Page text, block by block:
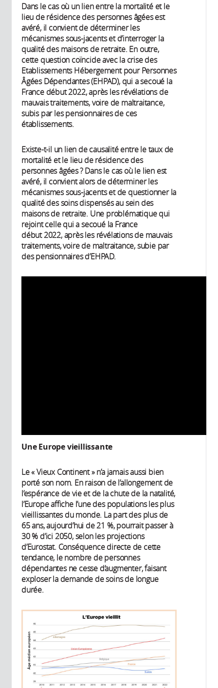
Dans le cas où un lien entre la mortalité et le
lieu de résidence des personnes âgées est
avéré, il convient de déterminer les
mécanismes sous-jacents et d’interroger la
qualité des maisons de retraite. En outre,
cette question coïncide avec la crise des
Etablissements Hébergement pour Personnes
Âgées Dépendantes (EHPAD), qui a secoué la
France début 2022, après les révélations de
mauvais traitements, voire de maltraitance,
subis par les pensionnaires de ces
établissements.
Existe-t-il un lien de causalité entre le taux de
mortalité et le lieu de résidence des
personnes âgées ? Dans le cas où le lien est
avéré, il convient alors de déterminer les
mécanismes sous-jacents et de questionner la
qualité des soins dispensés au sein des
maisons de retraite. Une problématique qui
rejoint celle qui a secoué la France
début 2022, après les révélations de mauvais
traitements, voire de maltraitance, subie par
des pensionnaires d’EHPAD.
Une Europe vieillissante
Le « Vieux Continent » n’a jamais aussi bien
porté son nom. En raison de l’allongement de
l’espérance de vie et de la chute de la natalité,
l’Europe affiche l’une des populations les plus
vieillissantes du monde. La part des plus de
65 ans, aujourd’hui de 21 %, pourrait passer à
30 % d’ici 2050, selon les projections
d’Eurostat. Conséquence directe de cette
tendance, le nombre de personnes
dépendantes ne cesse d’augmenter, faisant
exploser la demande de soins de longue
durée.